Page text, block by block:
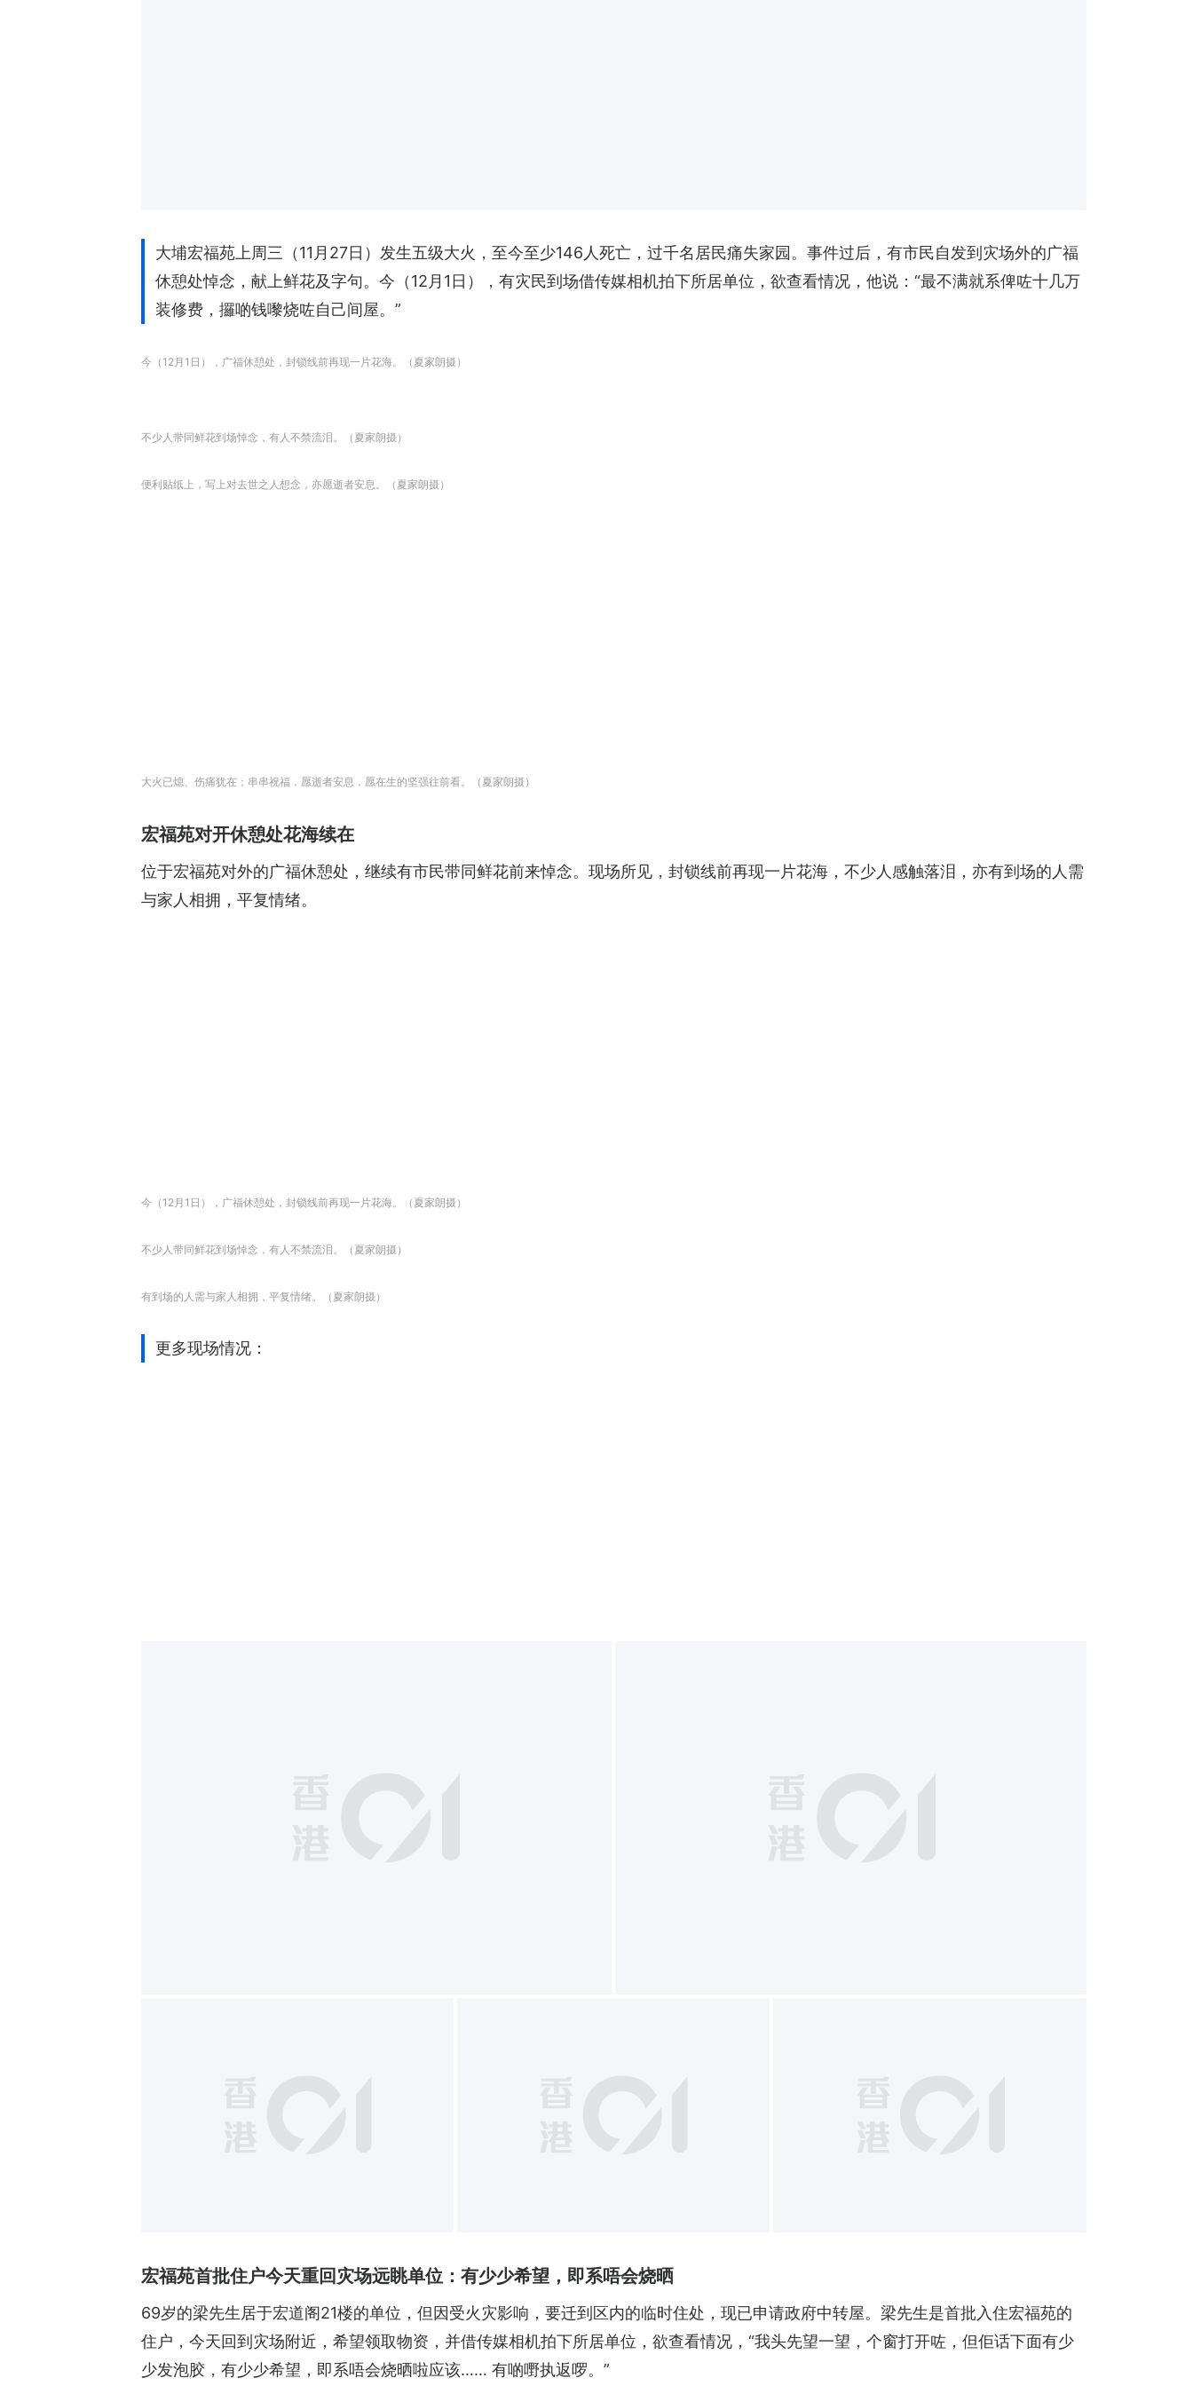
大埔宏福苑上周三（11月27日）发生五级大火，至今至少146人死亡，过千名居民痛失家园。事件过后，有市民自发到灾场外的广福
休憩处悼念，献上鲜花及字句。今（12月1日），有灾民到场借传媒相机拍下所居单位，欲查看情况，他说：“最不满就系俾咗十几万
装修费，攞啲钱嚟烧咗自己间屋。”
今（12月1日），广福休憩处，封锁线前再现一片花海。（夏家朗摄）
不少人带同鲜花到场悼念，有人不禁流泪。（夏家朗摄）
便利贴纸上，写上对去世之人想念，亦愿逝者安息。（夏家朗摄）
大火已熄、伤痛犹在；串串祝福，愿逝者安息，愿在生的坚强往前看。（夏家朗摄）
宏福苑对开休憩处花海续在
位于宏福苑对外的广福休憩处，继续有市民带同鲜花前来悼念。现场所见，封锁线前再现一片花海，不少人感触落泪，亦有到场的人需
与家人相拥，平复情绪。
今（12月1日），广福休憩处，封锁线前再现一片花海。（夏家朗摄）
不少人带同鲜花到场悼念，有人不禁流泪。（夏家朗摄）
有到场的人需与家人相拥，平复情绪。（夏家朗摄）
更多现场情况：
宏福苑首批住户今天重回灾场远眺单位：有少少希望，即系唔会烧晒
69岁的梁先生居于宏道阁21楼的单位，但因受火灾影响，要迁到区内的临时住处，现已申请政府中转屋。梁先生是首批入住宏福苑的
住户，今天回到灾场附近，希望领取物资，并借传媒相机拍下所居单位，欲查看情况，“我头先望一望，个窗打开咗，但佢话下面有少
少发泡胶，有少少希望，即系唔会烧晒啦应该…… 有啲嘢执返啰。”